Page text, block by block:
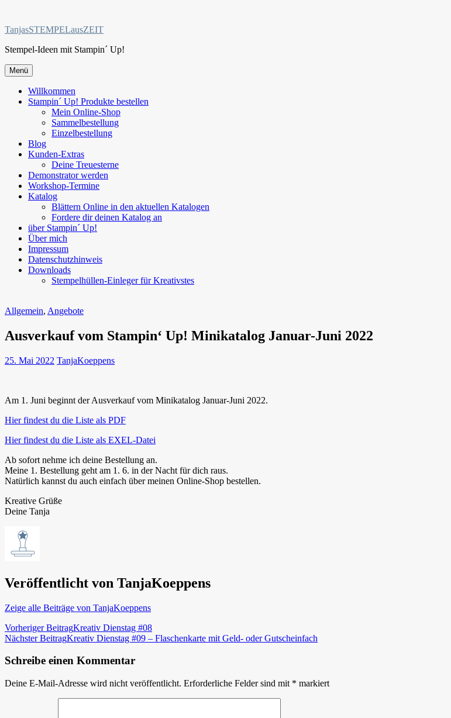
springen
TanjasSTEMPELausZEIT
Stempel-Ideen mit Stampin´ Up!
Menü
Willkommen
Stampin´ Up! Produkte bestellen
Mein Online-Shop
Sammelbestellung
Einzelbestellung
Blog
Kunden-Extras
Deine Treuesterne
Demonstrator werden
Workshop-Termine
Katalog
Blättern Online in den aktuellen Katalogen
Fordere dir deinen Katalog an
über Stampin´ Up!
Über mich
Impressum
Datenschutzhinweis
Downloads
Stempelhüllen-Einleger für Kreativstes
Allgemein, Angebote
Ausverkauf vom Stampin‘ Up! Minikatalog Januar-Juni 2022
25. Mai 2022 TanjaKoeppens
Am 1. Juni beginnt der Ausverkauf vom Minikatalog Januar-Juni 2022.
Hier findest du die Liste als PDF
Hier findest du die Liste als EXEL-Datei
Ab sofort nehme ich deine Bestellung an.
Meine 1. Bestellung geht am 1. 6. in der Nacht für dich raus.
Natürlich kannst du auch einfach über meinen Online-Shop bestellen.
Kreative Grüße
Deine Tanja
Veröffentlicht von TanjaKoeppens
Zeige alle Beiträge von TanjaKoeppens
Beitragsnavigation
Vorheriger BeitragKreativ Dienstag #08
Nächster BeitragKreativ Dienstag #09 – Flaschenkarte mit Geld- oder Gutscheinfach
Schreibe einen Kommentar
Deine E-Mail-Adresse wird nicht veröffentlicht. Erforderliche Felder sind mit * markiert